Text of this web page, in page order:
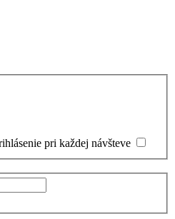
pri každej návšteve